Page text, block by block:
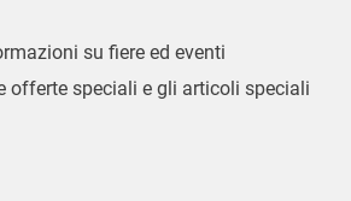
su fiere ed eventi
offerte speciali e gli articoli speciali